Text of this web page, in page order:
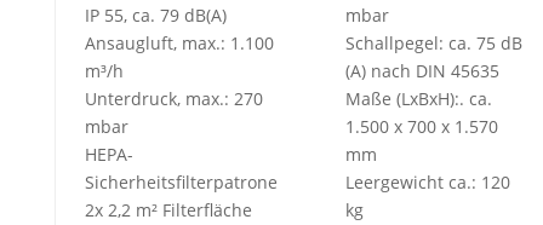
IP 55, ca. 79 dB(A)
Ansaugluft, max.: 1.100
m³/h
Unterdruck, max.: 270
mbar
HEPA-
Sicherheitsfilterpatrone
2x 2,2 m² Filterfläche
mbar
Schallpegel: ca. 75 dB
(A) nach DIN 45635
Maße (LxBxH):. ca.
1.500 x 700 x 1.570
mm
Leergewicht ca.: 120
kg